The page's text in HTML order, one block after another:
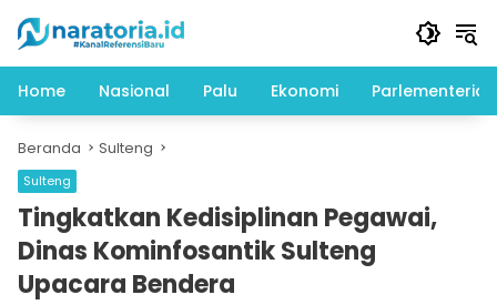
konten
Home
Nasional Palu Ekonomi Parlementeria
Beranda Sulteng
Sulteng
Tingkatkan Kedisiplinan Pegawai,
Dinas Kominfosantik Sulteng
Upacara Bendera